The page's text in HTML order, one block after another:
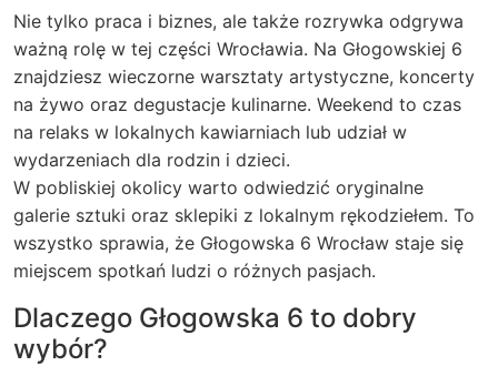
Nie tylko praca i biznes, ale także rozrywka odgrywa
ważną rolę w tej części Wrocławia. Na Głogowskiej 6
znajdziesz wieczorne warsztaty artystyczne, koncerty
na żywo oraz degustacje kulinarne. Weekend to czas
na relaks w lokalnych kawiarniach lub udział w
wydarzeniach dla rodzin i dzieci.
W pobliskiej okolicy warto odwiedzić oryginalne
galerie sztuki oraz sklepiki z lokalnym rękodziełem. To
wszystko sprawia, że Głogowska 6 Wrocław staje się
miejscem spotkań ludzi o różnych pasjach.
Dlaczego Głogowska 6 to dobry
wybór?